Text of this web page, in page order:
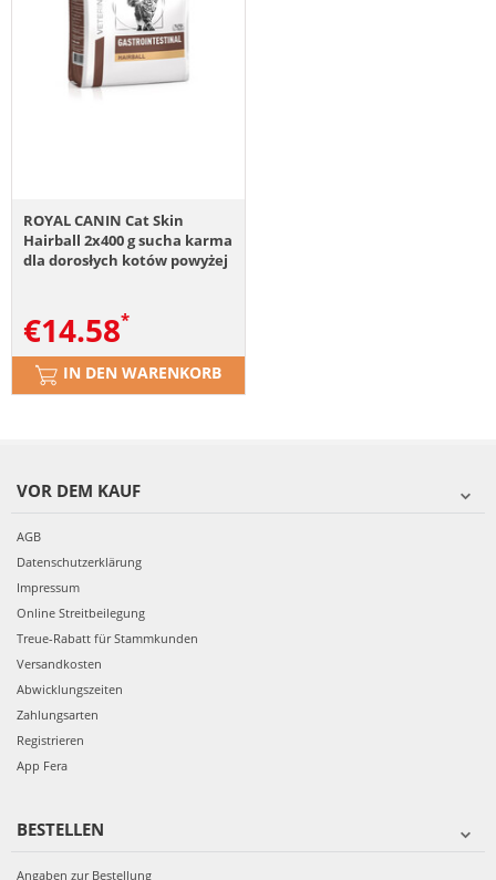
ROYAL CANIN Cat Skin
Hairball 2x400 g sucha karma
dla dorosłych kotów powyżej
kul włosowych i/lub z
wrażliwą skórą
€14.58
IN DEN WARENKORB
VOR DEM KAUF
AGB
Datenschutzerklärung
Impressum
Online Streitbeilegung
Treue-Rabatt für Stammkunden
Versandkosten
Abwicklungszeiten
Zahlungsarten
Registrieren
App Fera
BESTELLEN
Angaben zur Bestellung